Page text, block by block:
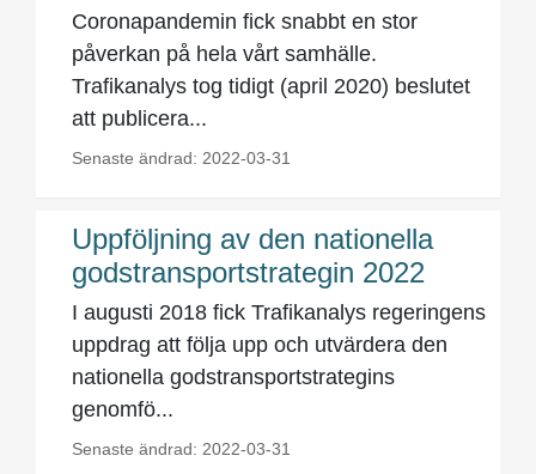
Coronapandemin fick snabbt en stor
påverkan på hela vårt samhälle.
Trafikanalys tog tidigt (april 2020) beslutet
att publicera...
Senaste ändrad: 2022-03-31
Uppföljning av den nationella
godstransportstrategin 2022
I augusti 2018 fick Trafikanalys regeringens
uppdrag att följa upp och utvärdera den
nationella godstransportstrategins
genomfö...
Senaste ändrad: 2022-03-31